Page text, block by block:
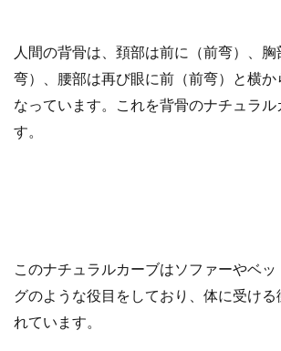
人間の背骨は、頚部は前に（前弯）、胸
弯）、腰部は再び眼に前（前弯）と横か
なっています。これを背骨のナチュラル
す。
このナチュラルカーブはソファーやベ
グのような役目をしており、体に受ける
れています。